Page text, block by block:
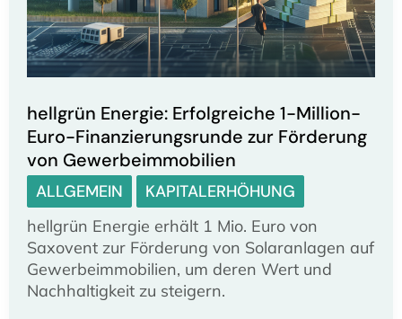
hellgrün Energie: Erfolgreiche 1-Million-
Euro-Finanzierungsrunde zur Förderung
von Gewerbeimmobilien
ALLGEMEIN KAPITALERHÖHUNG
hellgrün Energie erhält 1 Mio. Euro von
Saxovent zur Förderung von Solaranlagen auf
Gewerbeimmobilien, um deren Wert und
Nachhaltigkeit zu steigern.